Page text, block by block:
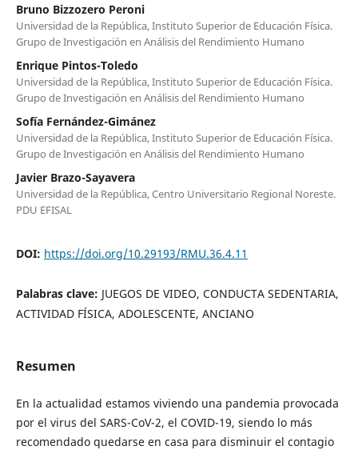
Bruno Bizzozero Peroni
Universidad de la República, Instituto Superior de Educación Física.
Grupo de Investigación en Análisis del Rendimiento Humano
Enrique Pintos-Toledo
Universidad de la República, Instituto Superior de Educación Física.
Grupo de Investigación en Análisis del Rendimiento Humano
Sofía Fernández-Gimánez
Universidad de la República, Instituto Superior de Educación Física.
Grupo de Investigación en Análisis del Rendimiento Humano
Javier Brazo-Sayavera
Universidad de la República, Centro Universitario Regional Noreste.
PDU EFISAL
DOI: https://doi.org/10.29193/RMU.36.4.11
Palabras clave: JUEGOS DE VIDEO, CONDUCTA SEDENTARIA,
ACTIVIDAD FÍSICA, ADOLESCENTE, ANCIANO
Resumen
En la actualidad estamos viviendo una pandemia provocada
por el virus del SARS-CoV-2, el COVID-19, siendo lo más
recomendado quedarse en casa para disminuir el contagio